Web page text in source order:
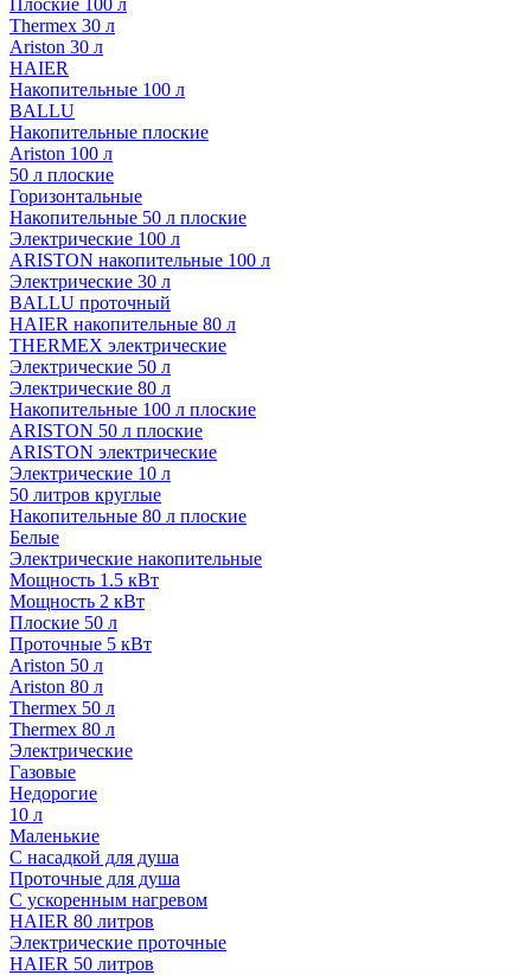
Thermex 30 л
Ariston 30 л
HAIER
Накопительные 100 л
BALLU
Накопительные плоские
Ariston 100 л
50 л плоские
Горизонтальные
Накопительные 50 л плоские
Электрические 100 л
ARISTON накопительные 100 л
Электрические 30 л
BALLU проточный
HAIER накопительные 80 л
THERMEX электрические
Электрические 50 л
Электрические 80 л
Накопительные 100 л плоские
ARISTON 50 л плоские
ARISTON электрические
Электрические 10 л
50 литров круглые
Накопительные 80 л плоские
Белые
Электрические накопительные
Мощность 1.5 кВт
Мощность 2 кВт
Плоские 50 л
Проточные 5 кВт
Ariston 50 л
Ariston 80 л
Thermex 50 л
Thermex 80 л
Электрические
Газовые
Недорогие
10 л
Маленькие
С насадкой для душа
Проточные для душа
С ускоренным нагревом
HAIER 80 литров
Электрические проточные
HAIER 50 литров